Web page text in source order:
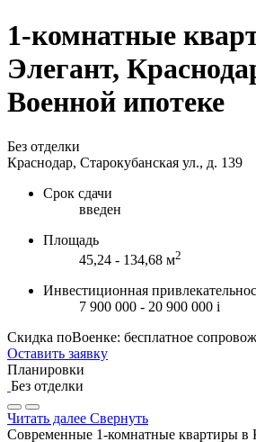
1-комнатные
Элегант,
Военной ипотеке
Без отделки
Краснодар, Старокубанская ул., д. 139
Срок сдачи
введен
Площадь
45,24 - 134,68 м2
Инвестиционная
7 900 000 - 20 900 000 i
Скидка поВоенке: бесплатное
Оставить заявку
Планировки
Без отделки
Читать далее Свернуть
Современные 1-комнатные квартиры в